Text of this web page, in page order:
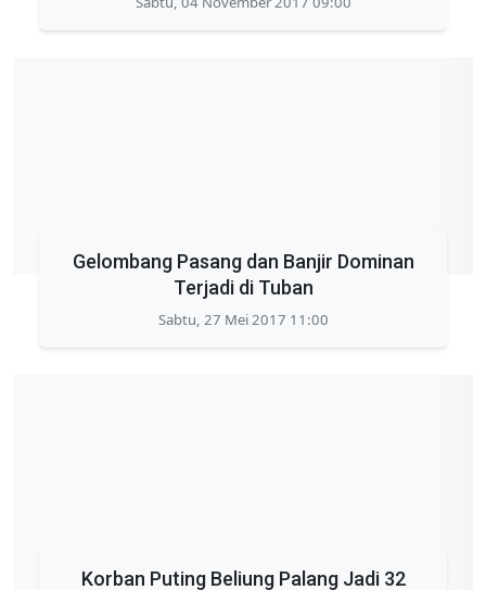
Gelombang Pasang dan Banjir Dominan
Terjadi di Tuban
Sabtu, 27 Mei 2017 11:00
Korban Puting Beliung Palang Jadi 32